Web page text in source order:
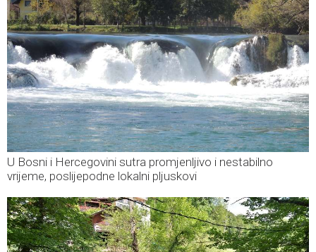
U Bosni i Hercegovini sutra promjenljivo i nestabilno
vrijeme, poslijepodne lokalni pljuskovi